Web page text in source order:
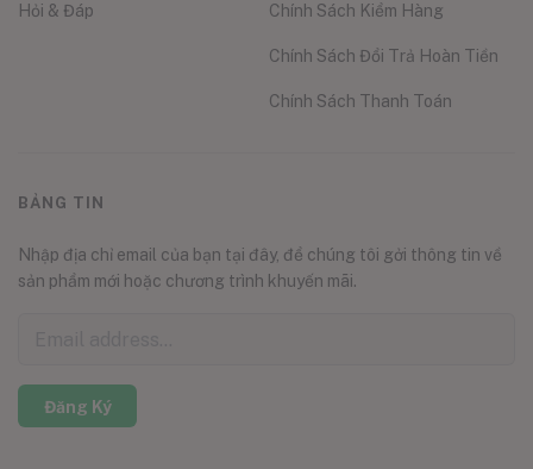
Hỏi & Đáp Chính Sách Kiểm Hàng
Chính Sách Đổi Trả Hoàn Tiền
Chính Sách Thanh Toán
BẢNG TIN
Nhập địa chỉ email của bạn tại đây, để chúng tôi gởi thông tin về
sản phẩm mới hoặc chương trình khuyến mãi.
Đăng Ký